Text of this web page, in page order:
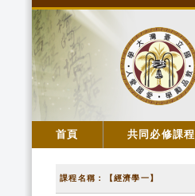
首頁 共同必修課程
課程名稱：【經濟學一】